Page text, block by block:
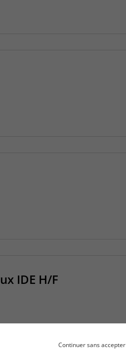
IDE H/F
Continuer sans accepter